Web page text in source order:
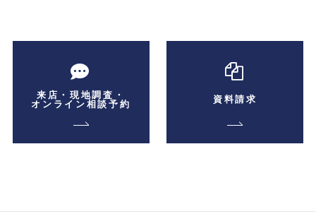
来店・現地調査・
オンライン相談予約
資料請求